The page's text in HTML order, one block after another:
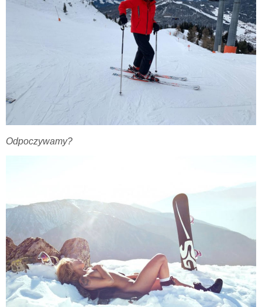
Odpoczywamy?